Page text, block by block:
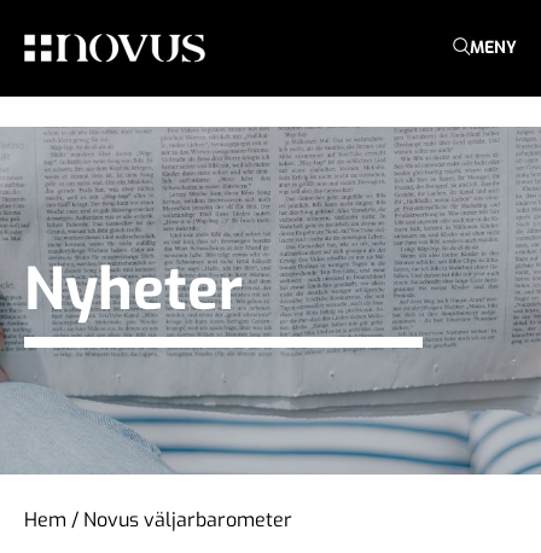
MENY
Nyheter
Hem / Novus väljarbarometer